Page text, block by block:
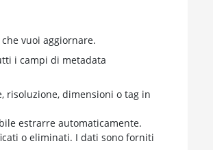
vuoi aggiornare.
i campi di metadata
risoluzione, dimensioni o tag in
estrarre automaticamente.
o eliminati. I dati sono forniti